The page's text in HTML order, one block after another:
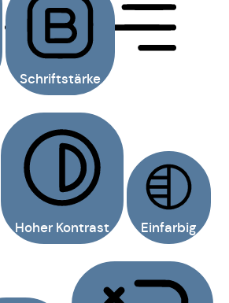
Schriftstärke
Hoher Kontrast Einfarbig